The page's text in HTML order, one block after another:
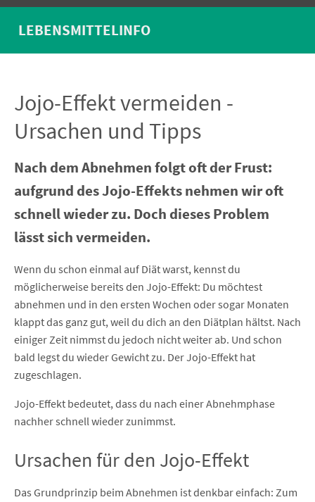
LEBENSMITTELINFO
Jojo-Effekt vermeiden -
Ursachen und Tipps
Nach dem Abnehmen folgt oft der Frust:
aufgrund des Jojo-Effekts nehmen wir oft
schnell wieder zu. Doch dieses Problem
lässt sich vermeiden.
Wenn du schon einmal auf Diät warst, kennst du
möglicherweise bereits den Jojo-Effekt: Du möchtest
abnehmen und in den ersten Wochen oder sogar Monaten
klappt das ganz gut, weil du dich an den Diätplan hältst. Nach
einiger Zeit nimmst du jedoch nicht weiter ab. Und schon
bald legst du wieder Gewicht zu. Der Jojo-Effekt hat
zugeschlagen.
Jojo-Effekt bedeutet, dass du nach einer Abnehmphase
nachher schnell wieder zunimmst.
Ursachen für den Jojo-Effekt
Das Grundprinzip beim Abnehmen ist denkbar einfach: Zum